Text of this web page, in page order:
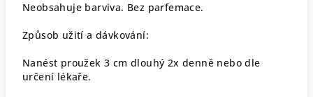
Neobsahuje barviva. Bez parfemace.
Způsob užití a dávkování:
Nanést proužek 3 cm dlouhý 2x denně nebo dle
určení lékaře.